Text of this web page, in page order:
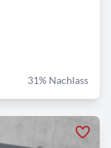
31% Nachlass